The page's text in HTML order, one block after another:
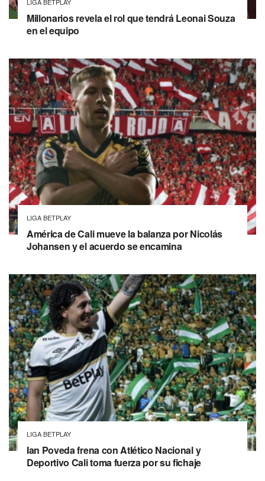
Millonarios revela el rol que tendrá Leonai Souza
en el equipo
LIGA BETPLAY
América de Cali mueve la balanza por Nicolás
Johansen y el acuerdo se encamina
LIGA BETPLAY
Ian Poveda frena con Atlético Nacional y
Deportivo Cali toma fuerza por su fichaje